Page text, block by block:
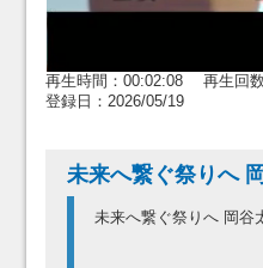
再生時間：00:02:08 再生回
登録日：2026/05/19
未来へ繋ぐ祭りへ
未来へ繋ぐ祭りへ 岡谷